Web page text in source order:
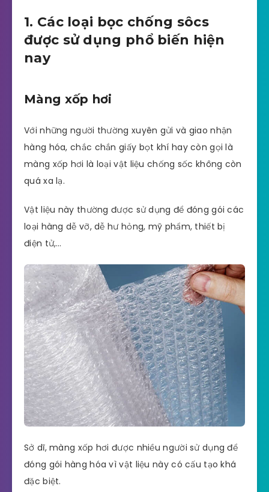
1. Các loại bọc chống sôcs
được sử dụng phổ biến hiện
nay
Màng xốp hơi
Với những người thường xuyên gửi và giao nhận
hàng hóa, chắc chắn giấy bọt khí hay còn gọi là
màng xốp hơi là loại vật liệu chống sốc không còn
quá xa lạ.
Vật liệu này thường được sử dụng để đóng gói các
loại hàng dễ vỡ, dễ hư hỏng, mỹ phẩm, thiết bị
điện tử,…
Sở dĩ, màng xốp hơi được nhiều người sử dụng để
đóng gói hàng hóa vì vật liệu này có cấu tạo khá
đặc biệt.